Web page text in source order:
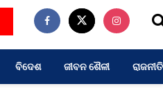
ବିଦେଶ ଜୀବନ ଶୈଳୀ ରାଜନୀତି